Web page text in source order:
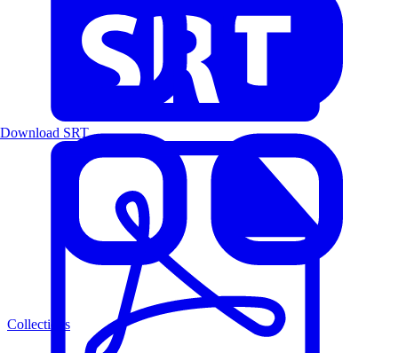
Collections
Download SRT